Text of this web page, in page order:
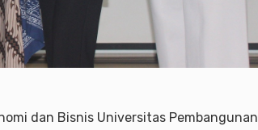
dan Bisnis Universitas Pembangunan